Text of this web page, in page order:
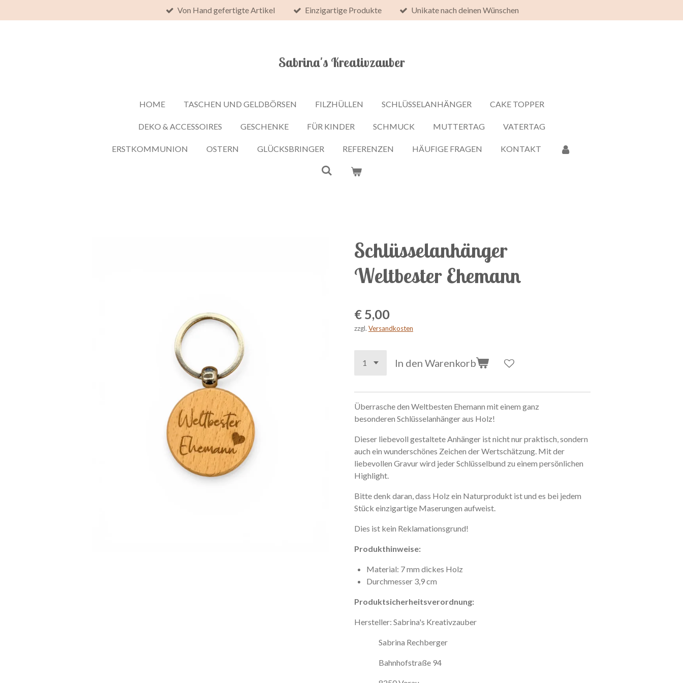
Hauptinhalt
Von Hand gefertigte Artikel Einzigartige Produkte Unikate nach deinen Wünschen
Sabrina's Kreativzauber
HOME TASCHEN UND GELDBÖRSEN FILZHÜLLEN SCHLÜSSELANHÄNGER CAKE TOPPER
DEKO & ACCESSOIRES GESCHENKE FÜR KINDER SCHMUCK MUTTERTAG VATERTAG
ERSTKOMMUNION OSTERN GLÜCKSBRINGER REFERENZEN HÄUFIGE FRAGEN KONTAKT
Schlüsselanhänger
Weltbester Ehemann
€ 5,00
zzgl. Versandkosten
In den Warenkorb
Überrascheden Weltbesten Ehemann miteinem ganz
besonderen Schlüsselanhängeraus Holz!
Dieser liebevoll gestaltete Anhänger istnichtnurpraktisch sondern
auch ein wunderschönes Zeichen derWertschätzung Mitder
liebevollen Gravurwird jederSchlüsselbund zu einem persönlichen
Highlight
Bitte denk daran, dass Holz ein Naturprodukt ist und es bei jedem
Stück einzigartige Maserungen aufweist.
Dies ist kein Reklamationsgrund!
Produkthinweise:
Material: 7 mm dickes Holz
Durchmesser 3,9 cm
Produktsicherheitsverordnung:
Hersteller: Sabrina's Kreativzauber
Sabrina Rechberger
Bahnhofstraße 94